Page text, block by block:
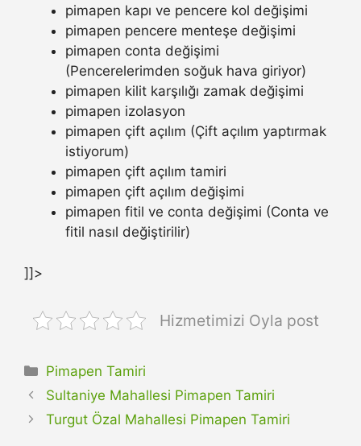
pimapen kapı ve pencere kol değişimi
pimapen pencere menteşe değişimi
pimapen conta değişimi
(Pencerelerimden soğuk hava giriyor)
pimapen kilit karşılığı zamak değişimi
pimapen izolasyon
pimapen çift açılım (Çift açılım yaptırmak
istiyorum)
pimapen çift açılım tamiri
pimapen çift açılım değişimi
pimapen fitil ve conta değişimi (Conta ve
fitil nasıl değiştirilir)
]]>
Hizmetimizi Oyla post
Kategoriler
Pimapen Tamiri
Sultaniye Mahallesi Pimapen Tamiri
Turgut Özal Mahallesi Pimapen Tamiri